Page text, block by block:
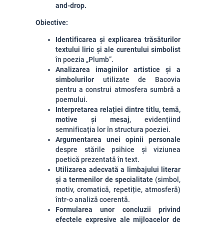
and-drop.
Obiective:
Identificarea și explicarea trăsăturilor
textului liric și ale curentului simbolist
în poezia „Plumb”.
Analizarea imaginilor artistice și a
simbolurilor utilizate de Bacovia
pentru a construi atmosfera sumbră a
poemului.
Interpretarea relației dintre titlu, temă,
motive și mesaj, evidențiind
semnificația lor în structura poeziei.
Argumentarea unei opinii personale
despre stările psihice și viziunea
poetică prezentată în text.
Utilizarea adecvată a limbajului literar
și a termenilor de specialitate(simbol,
motiv, cromatică, repetiție, atmosferă)
într-o analiză coerentă.
Formularea unor concluzii privind
efectele expresive ale mijloacelor de